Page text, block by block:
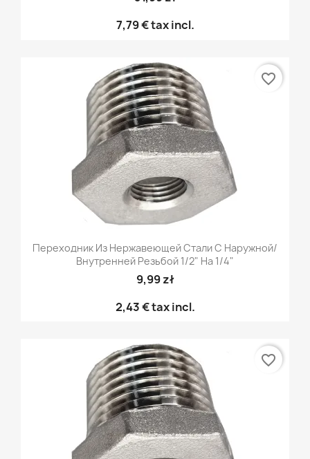
7,79 €tax incl.
Переходник Из Нержавеющей Стали С Наружной/
Внутренней Резьбой 1/2" На 1/4"
9,99 zł
2,43 €tax incl.
favorite_border
favorite_border